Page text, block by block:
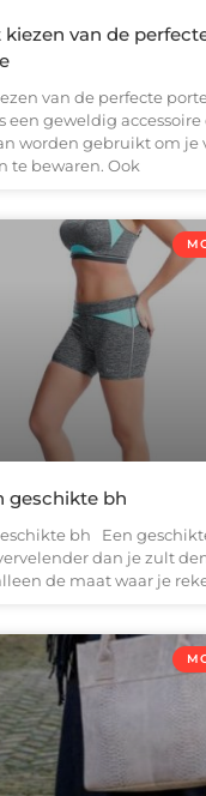
kiezen van de
van de perfecte
een geweldig accessoire
worden gebruikt om je
te bewaren. Ook
geschikte bh
bh Een
dan je zult
de maat waar je